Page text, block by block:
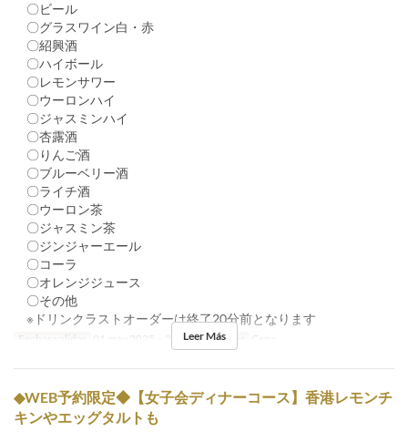
〇ビール
〇グラスワイン白・赤
〇紹興酒
〇ハイボール
〇レモンサワー
〇ウーロンハイ
〇ジャスミンハイ
〇杏露酒
〇りんご酒
〇ブルーベリー酒
〇ライチ酒
〇ウーロン茶
〇ジャスミン茶
〇ジンジャーエール
〇コーラ
〇オレンジジュース
〇その他
※ドリンクラストオーダーは終了20分前となります
Fechas validas 01 may 2025 ~ 28 feb Comidas Cena
Leer Más
◆WEB予約限定◆【女子会ディナーコース】香港レモンチ
キンやエッグタルトも